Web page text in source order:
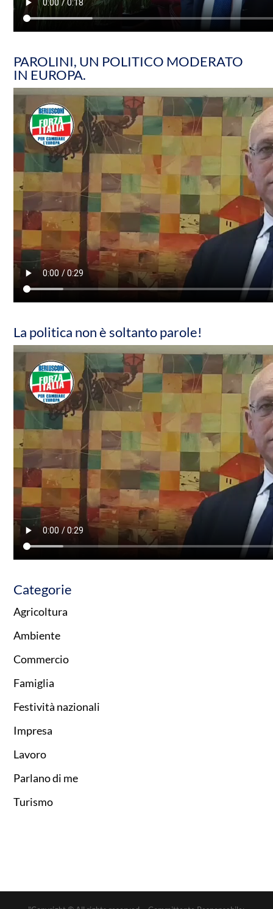
PAROLINI, UN POLITICO MODERATO
IN EUROPA.
La politica non è soltanto parole!
Categorie
Agricoltura
Ambiente
Commercio
Famiglia
Festività nazionali
Impresa
Lavoro
Parlano di me
Turismo